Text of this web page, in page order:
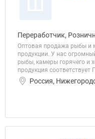
Переработчик,
Оптовая продажа рыбы и
продукции. У нас
рыбы, камеры горячего и
продукция соответствует
Россия,